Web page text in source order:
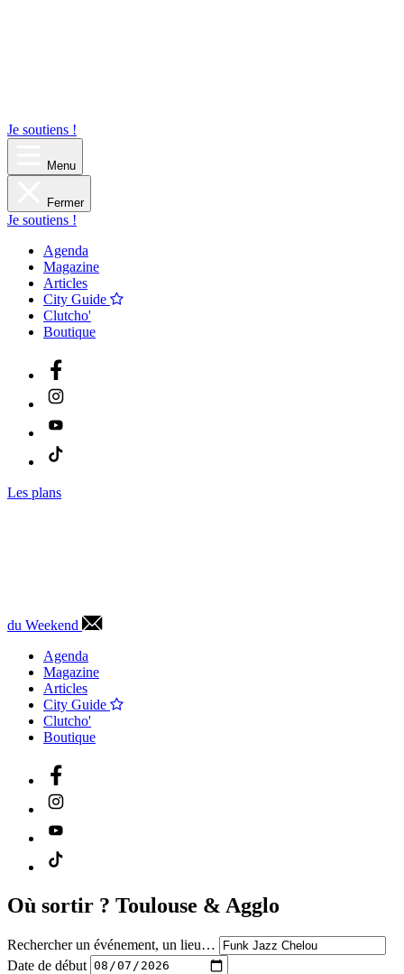
Je soutiens !
Menu
Fermer
Je soutiens !
Agenda
Magazine
Articles
City Guide
Clutcho'
Boutique
Les plans
du Weekend
Agenda
Magazine
Articles
City Guide
Clutcho'
Boutique
Où sortir ? Toulouse & Agglo
Rechercher un événement, un lieu…
Date de début